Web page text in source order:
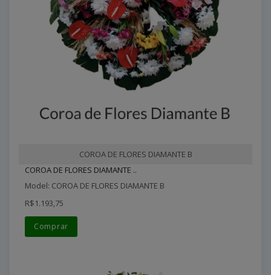
COROA DE FLORES DIAMANTE B
COROA DE FLORES DIAMANTE ..
Model: COROA DE FLORES DIAMANTE B
R$1.193,75
Comprar